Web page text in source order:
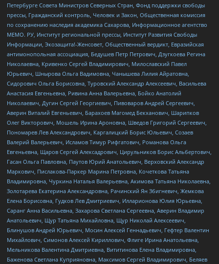
Петербурге Совета Министров Северных Стран, Фонд поддержки свободы
прессы, Гражданский контроль, Человек и Закон, Общественная комиссия
по сохранению наследия академика Сахарова, Информационное агентство
МЕМО. РУ, Институт региональной прессы, Институт Развития Свободы
Информации, Экозащита!-Женсовет, Общественный вердикт, Евразийская
антимонопольная ассоциация, Бедушев Петр Петрович, Дзугкоева Регина
Николаевна, Кривенко Сергей Владимирович, Милославский Павел
Юрьевич, Шнырова Ольга Вадимовна, Чанышева Лилия Айратовна,
Сидорович Ольга Борисовна, Туровский Александр Алексеевич, Васильева
Анастасия Евгеньевна, Ривина Анна Валерьевна, Бойко Анатолий
Николаевич, Дугин Сергей Георгиевич, Пивоваров Андрей Сергеевич,
Аверин Виталий Евгеньевич, Барахоев Магомед Бекханович, Шарипков
Олег Викторович, Мошель Ирина Ароновна, Шведов Григорий Сергеевич,
Пономарев Лев Александрович, Каргалицкий Борис Юльевич, Созаев
Валерий Валерьевич, Исламов Тимур Рифгатович, Романова Ольга
Евгеньевна, Щаров Сергей Алексадрович, Цирульников Борис Альбертович,
Гасан Ольга Павловна, Паутов Юрий Анатольевич, Верховский Александр
Маркович, Пислакова-Паркер Марина Петровна, Кочеткова Татьяна
Владимировна, Чуркина Наталья Валерьевна, Акимова Татьяна Николаевна,
Золотарева Екатерина Александровна, Рачинский Ян Збигневич, Жемкова
Елена Борисовна, Гудков Лев Дмитриевич, Илларионова Юлия Юрьевна,
Саранг Анна Васильевна, Захарова Светлана Сергеевна, Аверин Владимир
Анатольевич, Щур Татьяна Михайловна, Щур Николай Алексеевич,
Блинушов Андрей Юрьевич, Мосин Алексей Геннадьевич, Гефтер Валентин
Михайлович, Симонов Алексей Кириллович, Флиге Ирина Анатольевна,
Мельникова Валентина Дмитриевна, Вититинова Елена Владимировна,
Баженова Светлана Куприяновна, Максимов Сергей Владимирович, Беляев